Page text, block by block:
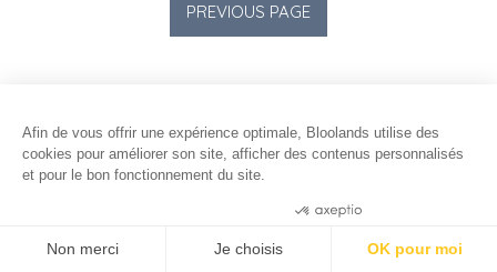
Afin de vous offrir une expérience optimale, Bloolands utilise des
cookies pour améliorer son site, afficher des contenus personnalisés
et pour le bon fonctionnement du site.
Non merci Je choisis OK pour moi